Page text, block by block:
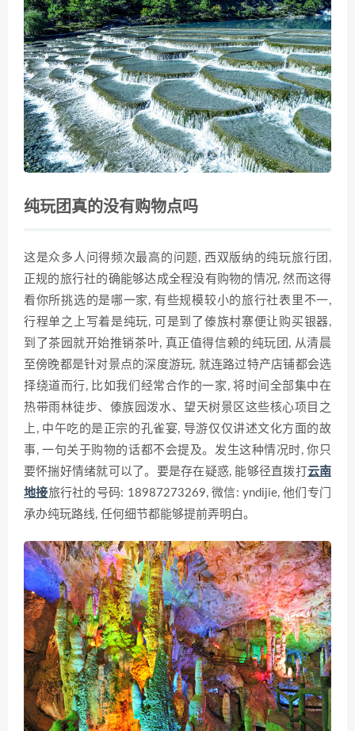
纯玩团真的没有购物点吗
这是众多人问得频次最高的问题, 西双版纳的纯玩旅行团,
正规的旅行社的确能够达成全程没有购物的情况, 然而这得
看你所挑选的是哪一家, 有些规模较小的旅行社表里不一,
行程单之上写着是纯玩, 可是到了傣族村寨便让购买银器,
到了茶园就开始推销茶叶, 真正值得信赖的纯玩团, 从清晨
至傍晚都是针对景点的深度游玩, 就连路过特产店铺都会选
择绕道而行, 比如我们经常合作的一家, 将时间全部集中在
热带雨林徒步、傣族园泼水、望天树景区这些核心项目之
上, 中午吃的是正宗的孔雀宴, 导游仅仅讲述文化方面的故
事, 一句关于购物的话都不会提及。发生这种情况时, 你只
要怀揣好情绪就可以了。要是存在疑惑, 能够径直拨打云南
地接旅行社的号码: 18987273269, 微信: yndijie, 他们专门
承办纯玩路线, 任何细节都能够提前弄明白。